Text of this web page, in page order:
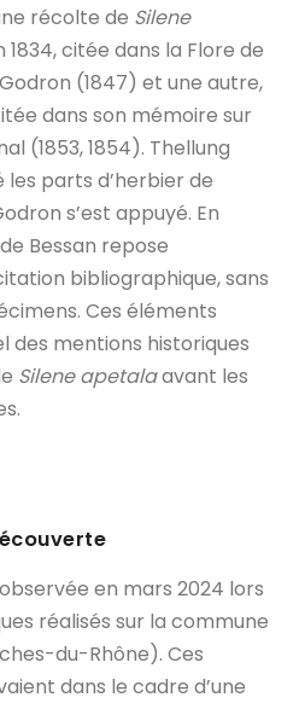
récolte de Silene
citée dans la Flore de
(1847) et une autre,
dans son mémoire sur
(1853, 1854). Thellung
les parts d’herbier de
s’est appuyé. En
Bessan repose
bibliographique, sans
Ces éléments
des mentions historiques
Silene apetalaavant les
en mars 2024 lors
réalisés sur la commune
du-Rhône). Ces
dans le cadre d’une